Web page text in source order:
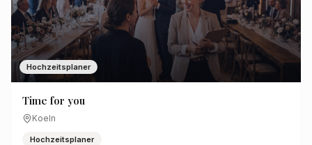
Hochzeitsplaner
Time for you
Koeln
Hochzeitsplaner